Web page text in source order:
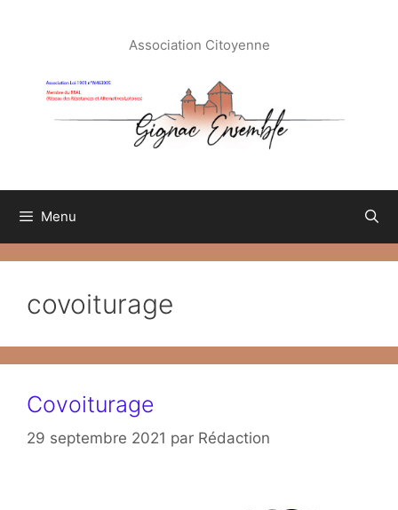
Association Citoyenne
Menu
covoiturage
Covoiturage
29 septembre 2021 par Rédaction